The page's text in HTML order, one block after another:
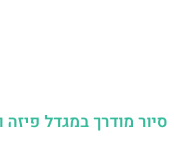
סיור מודרך במגדל